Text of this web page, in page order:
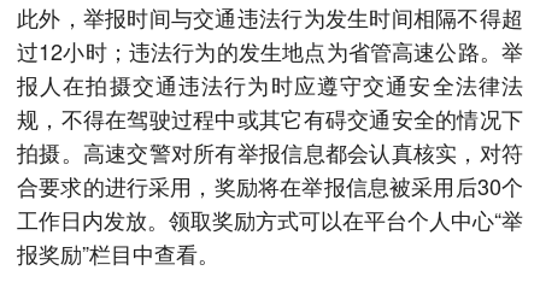
此外，举报时间与交通违法行为发生时间相隔不得超
过12小时；违法行为的发生地点为省管高速公路。举
报人在拍摄交通违法行为时应遵守交通安全法律法
规，不得在驾驶过程中或其它有碍交通安全的情况下
拍摄。高速交警对所有举报信息都会认真核实，对符
合要求的进行采用，奖励将在举报信息被采用后30个
工作日内发放。领取奖励方式可以在平台个人中心“举
报奖励”栏目中查看。